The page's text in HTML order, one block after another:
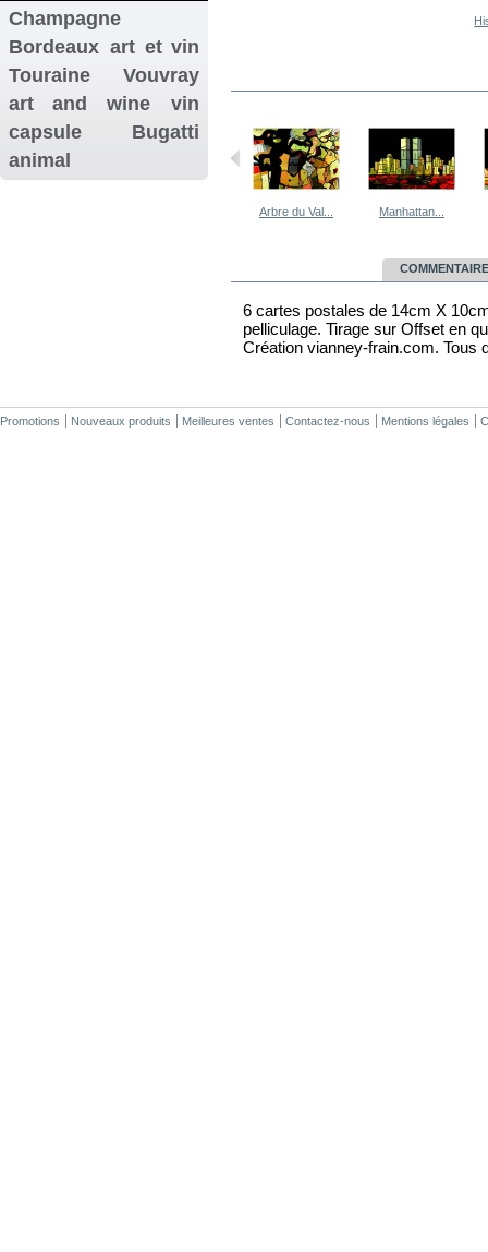
Champagne
Bordeaux art et vin
Touraine
Vouvray
art and wine
vin
capsule
Bugatti
animal
Arbre du Val... Manhattan...
6 cartes postales de 14cm X
pelliculage. Tirage sur Offset en
Création vianney-frain.com. Tous
Promotions Nouveaux produits Meilleures ventes Contactez-nous Mentions légales